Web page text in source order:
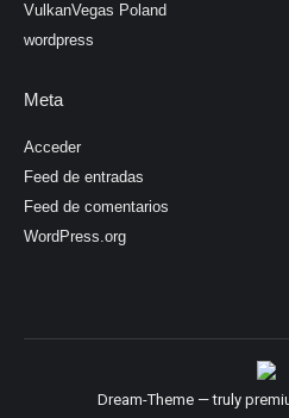
VulkanVegas Poland
wordpress
Meta
Acceder
Feed de entradas
Feed de comentarios
WordPress.org
Dream-Theme — truly